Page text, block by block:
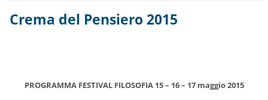
Crema del Pensiero 2015
PROGRAMMA FESTIVAL FILOSOFIA 15 – 16 – 17 maggio 2015